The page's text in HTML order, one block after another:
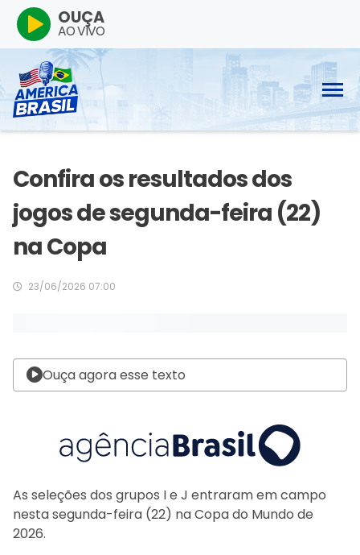
OUÇA
AO VIVO
Confira os resultados dos
jogos de segunda-feira (22)
na Copa
23/06/2026 07:00
Ouça agora esse texto
As seleções dos grupos I e J entraram em campo
nesta segunda-feira (22) na Copa do Mundo de
2026.